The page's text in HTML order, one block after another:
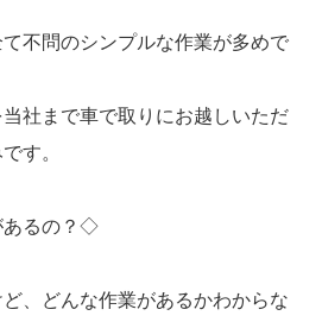
不問のシンプルな作業が多めで
社まで車で取りにお越しいただ
す。
あるの？◇
、どんな作業があるかわからな